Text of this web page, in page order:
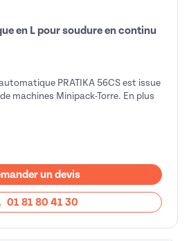
en L pour soudure en continu
PRATIKA 56CS est issue
machines Minipack-Torre. En plus
un devis
01 81 80 41 30